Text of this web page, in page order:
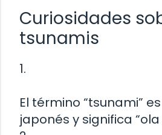
Curiosidades
tsunamis
1.
El término “tsunami”
japonés y significa